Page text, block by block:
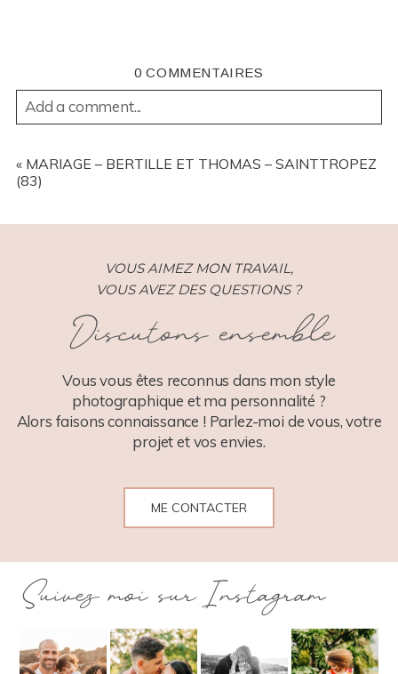
0 COMMENTAIRES
Add a comment...
REQUIRED FIELDS ARE MARKED *
POST COMMENT
« MARIAGE – BERTILLE ET THOMAS – SAINTTROPEZ
(83)
VOUS AIMEZ MON TRAVAIL,
VOUS AVEZ DES QUESTIONS ?
Discutons ensemble
Vous vous êtes reconnus dans mon style
photographique et ma personnalité ?
Alors faisons connaissance ! Parlez-moi de vous, votre
projet et vos envies.
ME CONTACTER
Suivez moi sur Instagram